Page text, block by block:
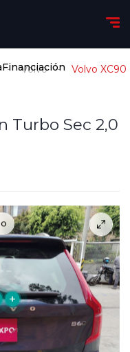
Financiación
Volvo Volvo
Turbo Sec 2,0